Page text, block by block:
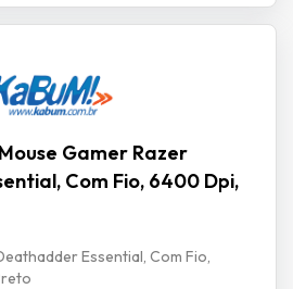
Gamer Razer
Com Fio, 6400 Dpi,
Essential, Com Fio,